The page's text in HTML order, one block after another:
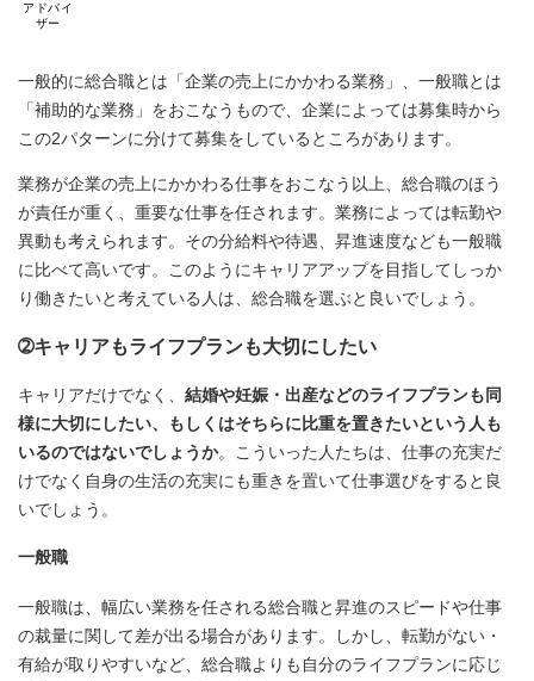
アドバイ
ザー
一般的に総合職とは「企業の売上にかかわる業務」、一般職とは
「補助的な業務」をおこなうもので、企業によっては募集時から
この2パターンに分けて募集をしているところがあります。
業務が企業の売上にかかわる仕事をおこなう以上、総合職のほう
が責任が重く、重要な仕事を任されます。業務によっては転勤や
異動も考えられます。その分給料や待遇、昇進速度なども一般職
に比べて高いです。このようにキャリアアップを目指してしっか
り働きたいと考えている人は、総合職を選ぶと良いでしょう。
➁キャリアもライフプランも大切にしたい
キャリアだけでなく、 結婚や妊娠・出産などのライフプランも同
様に大切にしたい、もしくはそちらに比重を置きたいという人も
いるのではないでしょうか。こういった人たちは、仕事の充実だ
けでなく自身の生活の充実にも重きを置いて仕事選びをすると良
いでしょう。
一般職
一般職は、幅広い業務を任される総合職と昇進のスピードや仕事
の裁量に関して差が出る場合があります。しかし、転勤がない・
有給が取りやすいなど、総合職よりも自分のライフプランに応じ